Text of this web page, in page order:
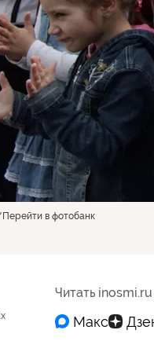
Перейти в фотобанк
Читать inosmi.ru